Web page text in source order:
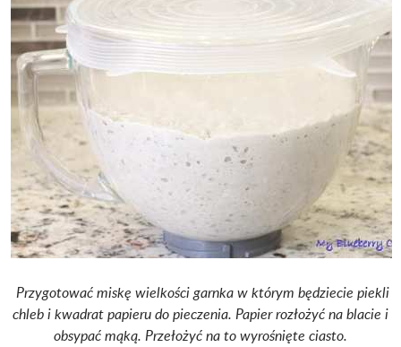
Przygotować miskę wielkości garnka w którym będziecie piekli
chleb i kwadrat papieru do pieczenia. Papier rozłożyć na blacie i
obsypać mąką. Przełożyć na to wyrośnięte ciasto.